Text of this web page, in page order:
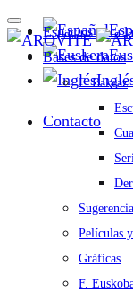
Contacto
Espacios para
Bases de datos
F. Bakeaz
Películas
Gráficas
F.